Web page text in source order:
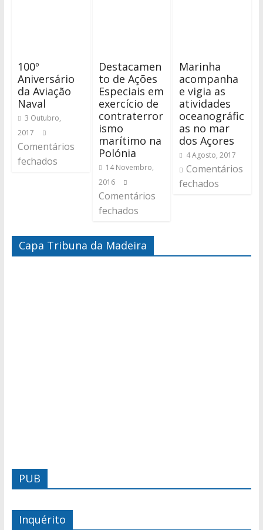
100º
Aniversário
da Aviação
Naval
3 Outubro,
2017
Comentários
fechados
Destacamen
to de Ações
Especiais em
exercício de
contraterror
ismo
marítimo na
Polónia
14 Novembro,
2016
Comentários
fechados
Marinha
acompanha
e vigia as
atividades
oceanográfic
as no mar
dos Açores
4 Agosto, 2017
Comentários
fechados
Capa Tribuna da Madeira
PUB
Inquérito